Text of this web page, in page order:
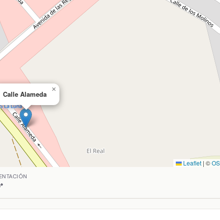
Calle Alameda
×
Leaflet | ©
Ciudad Real. Coordenadas: latitud